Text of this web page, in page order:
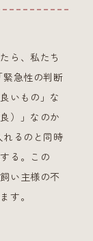
ら、私たち
緊急性の判断
いもの」な
）」なのか
れるのと同時
る。この
い主様の不
す。